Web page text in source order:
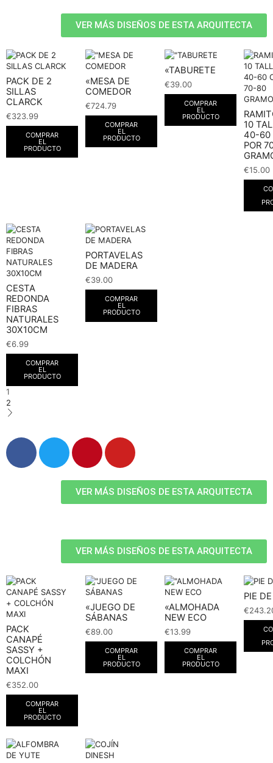
VER MÁS DISEÑOS DE ESTA ARQUITECTA
PACK DE 2
SILLAS
CLARCK
€323.99
COMPRAR
EL
PRODUCTO
«MESA DE
COMEDOR
€724.79
COMPRAR
EL
PRODUCTO
«TABURETE
€39.00
COMPRAR
EL
PRODUCTO
10
40-60
POR
€15.00
CESTA
REDONDA
FIBRAS
NATURALES
30X10CM
€6.99
COMPRAR
EL
PRODUCTO
PORTAVELAS
DE MADERA
€39.00
COMPRAR
EL
PRODUCTO
1
2
VER MÁS DISEÑOS DE ESTA ARQUITECTA
VER MÁS DISEÑOS DE ESTA ARQUITECTA
PACK
CANAPÉ
SASSY +
COLCHÓN
MAXI
€352.00
COMPRAR
EL
PRODUCTO
«JUEGO DE
SÁBANAS
€89.00
COMPRAR
EL
PRODUCTO
«ALMOHADA
NEW ECO
€13.99
COMPRAR
EL
PRODUCTO
PIE
€